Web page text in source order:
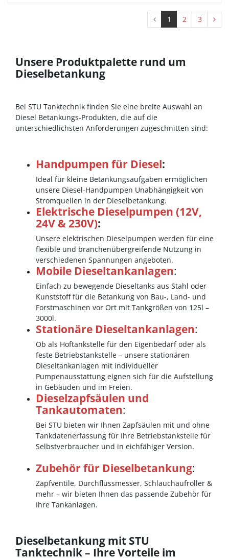
1 2 3
Unsere Produktpalette rund um
Dieselbetankung
Bei STU Tanktechnik finden Sie eine breite Auswahl an
Diesel Betankungs-Produkten, die auf die
unterschiedlichsten Anforderungen zugeschnitten sind:
Handpumpen für Diesel:
Ideal für kleine Betankungsaufgaben ermöglichen
unsere Diesel-Handpumpen Unabhängigkeit von
Stromquellen in der Dieselbetankung.
Elektrische Dieselpumpen (12V,
24V & 230V):
Unsere elektrischen Dieselpumpen werden für eine
flexible und branchenübergreifende Nutzung in
verschiedenen Spannungen angeboten.
Mobile Dieseltankanlagen:
Einfach zu bewegende Dieseltanks aus Stahl oder
Kunststoff für die Betankung von Bau-, Land- und
Forstmaschinen vor Ort mit Tankgrößen von 125l –
3000l.
Stationäre Dieseltankanlagen:
Ob als Hoftankstelle für den Eigenbedarf oder als
feste Betriebstankstelle – unsere stationären
Dieseltankanlagen mit individueller
Pumpenausstattung eignen sich für die Aufstellung
in Gebäuden und im Freien.
Dieselzapfsäulen und
Tankautomaten:
Bei STU bieten wir Ihnen Zapfsäulen mit und ohne
Tankdatenerfassung für Ihre Betriebstankstelle für
Selbstverbraucher und in eichfähiger Version.
Zubehör für Dieselbetankung:
Zapfventile, Durchflussmesser, Schlauchaufroller &
mehr – wir bieten Ihnen das passende Zubehör für
Ihre Tankanlagen.
Dieselbetankung mit STU
Tanktechnik – Ihre Vorteile im